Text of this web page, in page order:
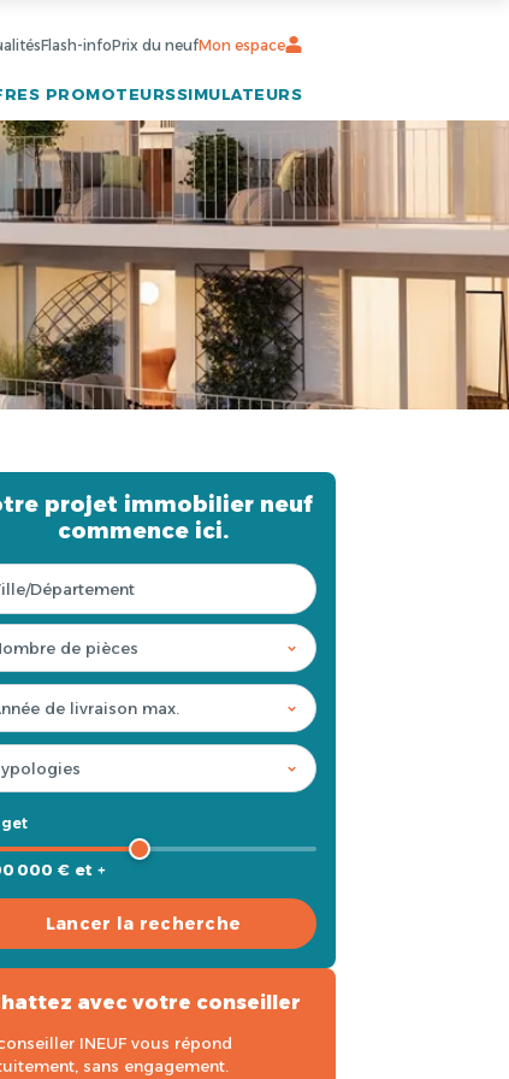
Flash-infoPrix du neufMon espace
PROMOTEURSSIMULATEURS
projet immobilier neuf
commence ici.
000 € et +
Lancer la recherche
avec votre conseiller
INEUF vous répond
sans engagement.